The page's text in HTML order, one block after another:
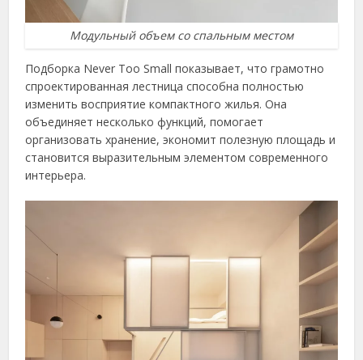
Модульный объем со спальным местом
Подборка Never Too Small показывает, что грамотно
спроектированная лестница способна полностью
изменить восприятие компактного жилья. Она
объединяет несколько функций, помогает
организовать хранение, экономит полезную площадь и
становится выразительным элементом современного
интерьера.